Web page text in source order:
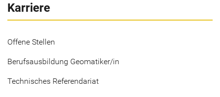
Karriere
Offene Stellen
Berufsausbildung Geomatiker/in
Technisches Referendariat